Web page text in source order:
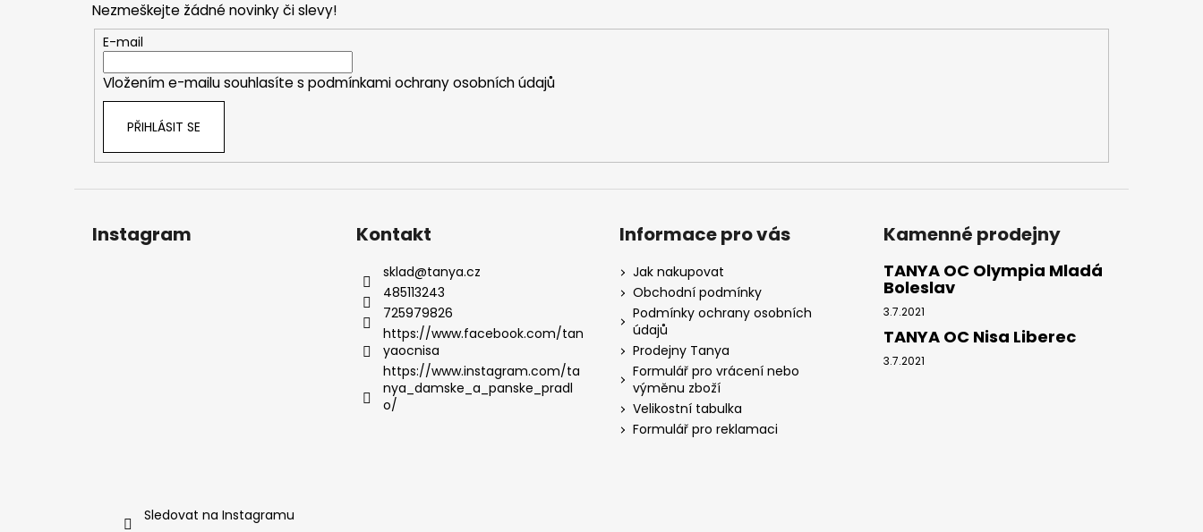
Nezmeškejte žádné novinky či slevy!
E-mail
Vložením e-mailu souhlasíte s podmínkami ochrany osobních údajů
PŘIHLÁSIT SE
Instagram
Sledovat na Instagramu
Kontakt
sklad@tanya.cz
485113243
725979826
https://www.facebook.com/tan
yaocnisa
https://www.instagram.com/ta
nya_damske_a_panske_pradl
o/
Informace pro vás
Jak nakupovat
Obchodní podmínky
Podmínky ochrany osobních
údajů
Prodejny Tanya
Formulář pro vrácení nebo
výměnu zboží
Velikostní tabulka
Formulář pro reklamaci
Kamenné prodejny
TANYA OC Olympia Mladá
Boleslav
3.7.2021
TANYA OC Nisa Liberec
3.7.2021